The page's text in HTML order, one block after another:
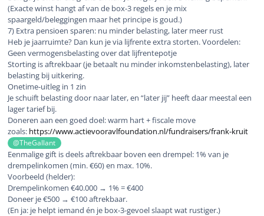
(Exacte winst hangt af van de box-3 regels en je mix
spaargeld/beleggingen maar het principe is goud.)
7) Extra pensioen sparen: nu minder belasting, later meer rust
Heb je jaarruimte? Dan kun je via lijfrente extra storten. Voordelen:
Geen vermogensbelasting over dat lijfrentepotje
Storting is aftrekbaar (je betaalt nu minder inkomstenbelasting), later
belasting bij uitkering.
Onetime-uitleg in 1 zin
Je schuift belasting door naar later, en “later jij” heeft daar meestal een
lager tarief bij.
Doneren aan een goed doel: warm hart + fiscale move
zoals: https://www.actievooravlfoundation.nl/fundraisers/frank-kruit
@TheGallant
Eenmalige gift is deels aftrekbaar boven een drempel: 1% van je
drempelinkomen (min. €60) en max. 10%.
Voorbeeld (helder):
Drempelinkomen €40.000 → 1% = €400
Doneer je €500 → €100 aftrekbaar.
(En ja: je helpt iemand én je box-3-gevoel slaapt wat rustiger.)